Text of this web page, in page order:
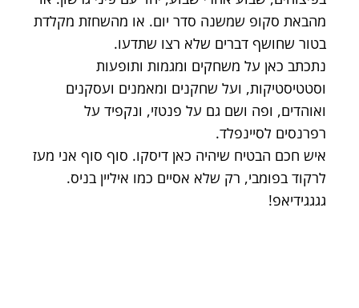
מהבאת סקופ שמשנה סדר יום. או מהשחזת מקלדת
בטור שחושף דברים שלא רצו שתדעו.
נתכתב כאן על משחקים ומגמות ותופעות
וסטטיסטיקות, ועל שחקנים ומאמנים ועסקנים
ואוהדים, ופה ושם גם על פנטזי, ונקפיד על
רפרנסים לסיינפלד.
איש חכם הבטיח שיהיה כאן דיסקו. סוף סוף אני מעז
לרקוד בפומבי, רק שלא אסיים כמו איליין בניס.
גגגגידיאפ!